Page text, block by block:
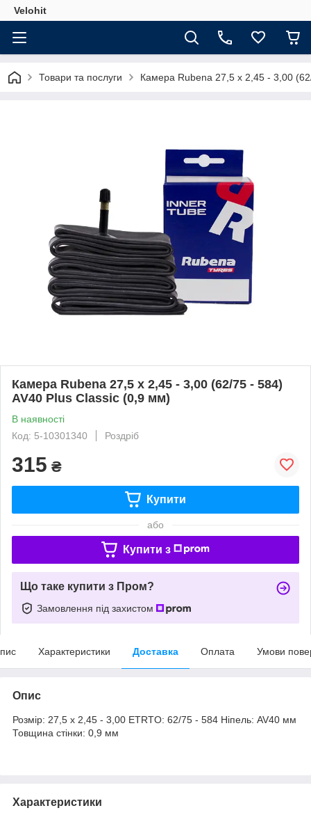
Velohit
Товари та послуги Камера Rubena 27,5 x 2,45 - 3,00
Камера Rubena 27,5 x 2,45 - 3,00 (62/75 - 584)
AV40 Plus Classic (0,9 мм)
В наявності
Код: 5-10301340
Роздріб
315 ₴
Купити
або
Купити з
Що таке купити з Пром?
Замовлення під захистом
Характеристики Доставка Оплата Умови
Опис
Розмір: 27,5 x 2,45 - 3,00 ETRTO: 62/75 - 584 Ніпель: AV40 мм
Товщина стінки: 0,9 мм
Характеристики